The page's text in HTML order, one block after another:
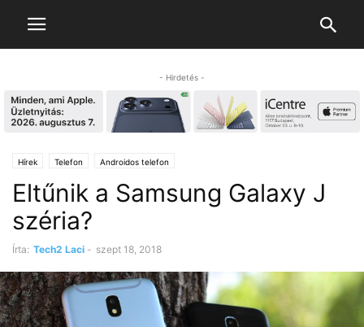
- Hirdetés -
Hírek Telefon Androidos telefon
Eltűnik a Samsung Galaxy J
széria?
Írta: Tech2 Laci - szept 18, 2018